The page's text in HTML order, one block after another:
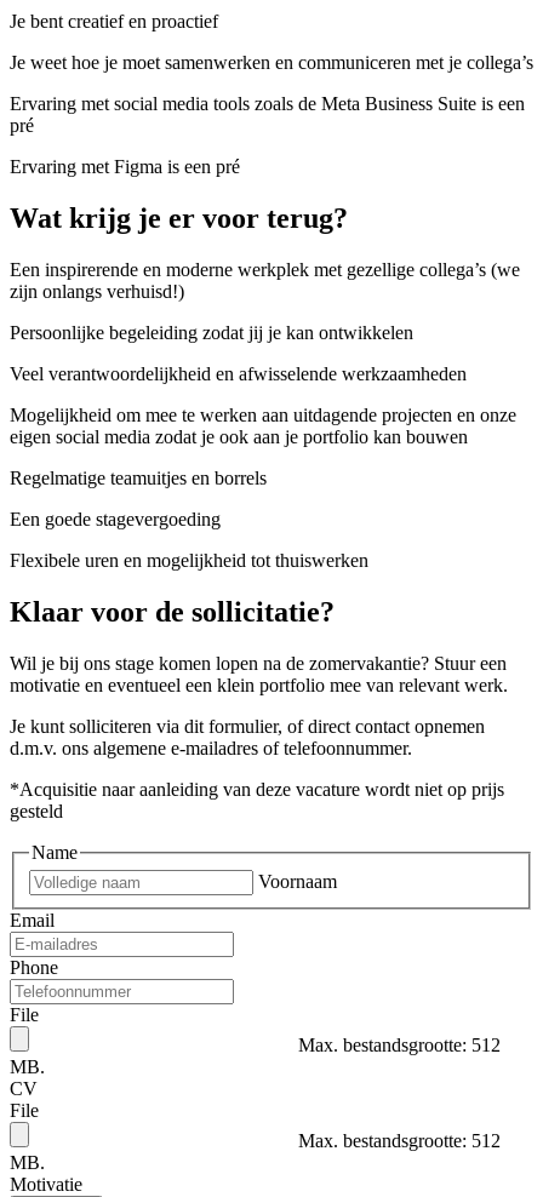
Je bent creatief en proactief
Je weet hoe je moet samenwerken en communiceren met je collega’s
Ervaring met social media tools zoals de Meta Business Suite is een
pré
Ervaring met Figma is een pré
Wat krijg je er voor terug?
Een inspirerende en moderne werkplek met gezellige collega’s (we
zijn onlangs verhuisd!)
Persoonlijke begeleiding zodat jij je kan ontwikkelen
Veel verantwoordelijkheid en afwisselende werkzaamheden
Mogelijkheid om mee te werken aan uitdagende projecten en onze
eigen social media zodat je ook aan je portfolio kan bouwen
Regelmatige teamuitjes en borrels
Een goede stagevergoeding
Flexibele uren en mogelijkheid tot thuiswerken
Klaar voor de sollicitatie?
Wil je bij ons stage komen lopen na de zomervakantie? Stuur een
motivatie en eventueel een klein portfolio mee van relevant werk.
Je kunt solliciteren via dit formulier, of direct contact opnemen
d.m.v. ons algemene e-mailadres of telefoonnummer.
*Acquisitie naar aanleiding van deze vacature wordt niet op prijs
gesteld
Name
Voornaam
Email
Phone
File
Max. bestandsgrootte: 512
MB.
CV
File
Max. bestandsgrootte: 512
MB.
Motivatie